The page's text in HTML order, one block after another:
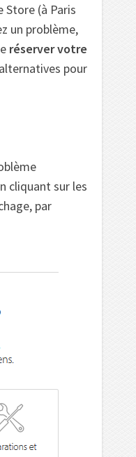
Store (à Paris
un problème,
réserver votre
pour
cliquant sur les
par